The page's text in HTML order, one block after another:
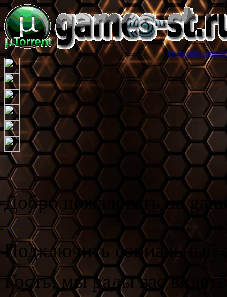
Игровой торрент трекер
Добро пожаловать на
Подключить социальный
Гость, мы рады вас